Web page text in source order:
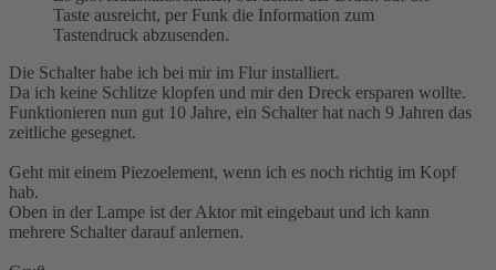
Taste ausreicht, per Funk die Information zum
Tastendruck abzusenden.
Die Schalter habe ich bei mir im Flur installiert.
Da ich keine Schlitze klopfen und mir den Dreck ersparen wollte.
Funktionieren nun gut 10 Jahre, ein Schalter hat nach 9 Jahren das
zeitliche gesegnet.
Geht mit einem Piezoelement, wenn ich es noch richtig im Kopf
hab.
Oben in der Lampe ist der Aktor mit eingebaut und ich kann
mehrere Schalter darauf anlernen.